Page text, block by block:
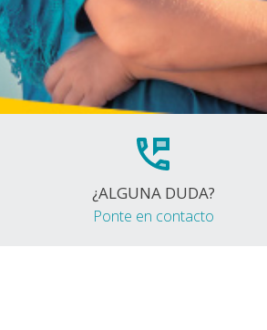
¿ALGUNA DUDA?
Ponte en contacto